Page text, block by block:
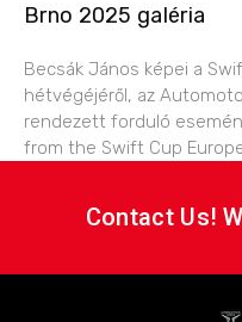
Brno 2025 galéria
Becsák János képei a
hétvégéjéről, az
rendezett forduló
from the Swift Cup
Contact Us!